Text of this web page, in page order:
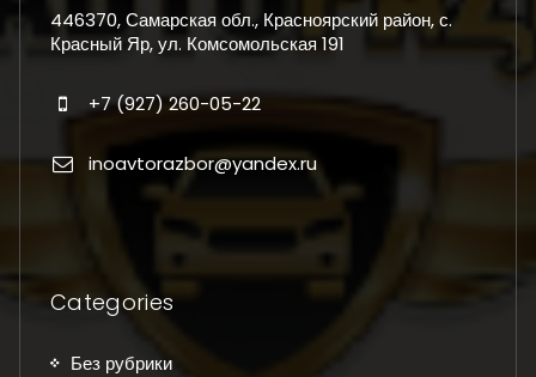
446370, Самарская обл., Красноярский район, с.
Красный Яр, ул. Комсомольская 191
+7 (927) 260-05-22
inoavtorazbor@yandex.ru
Categories
Без рубрики